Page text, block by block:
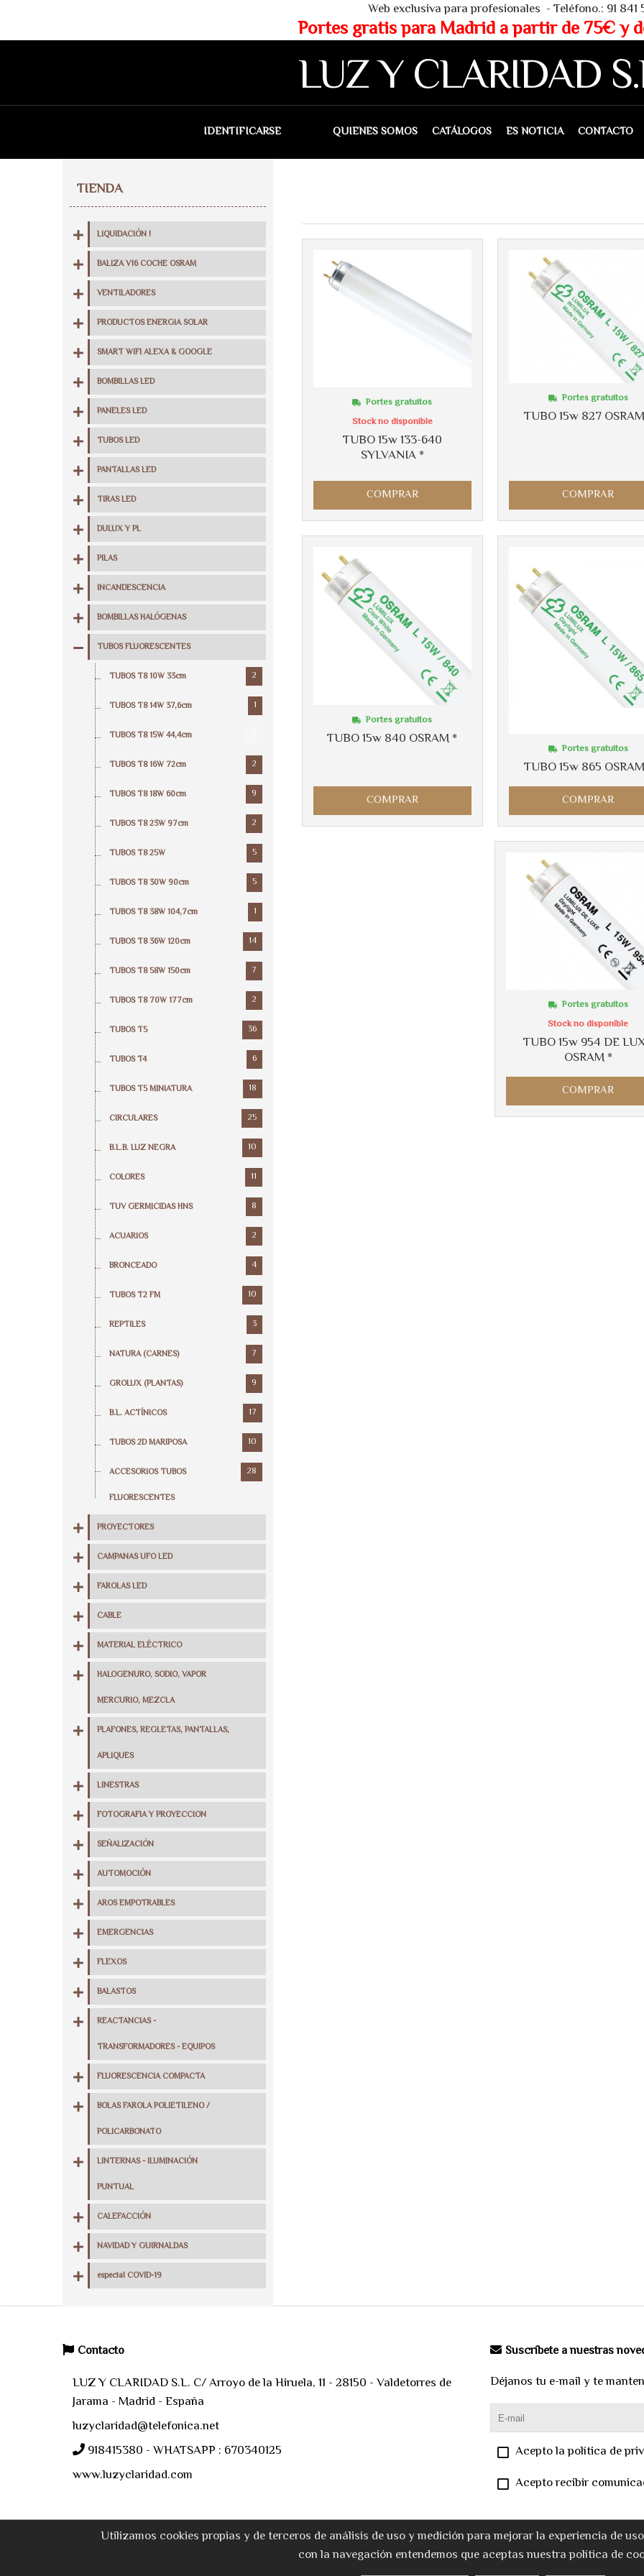
Web exclusiva para profesionales - Teléfono.: 91 841 53 80 -
Portes gratis para Madrid a partir de 75€ y de 150€
LUZ Y CLARIDAD
IDENTIFICARSE QUIENES SOMOS CATÁLOGOS ES NOTICIA CONTACTO
TIENDA
LIQUIDACIÓN !
BALIZA V16 COCHE OSRAM
VENTILADORES
PRODUCTOS ENERGIA SOLAR
SMART WIFI ALEXA & GOOGLE
BOMBILLAS LED
PANELES LED
TUBOS LED
PANTALLAS LED
TIRAS LED
DULUX Y PL
PILAS
INCANDESCENCIA
BOMBILLAS HALÓGENAS
TUBOS FLUORESCENTES
TUBOS T8 10W 33cm 2
TUBOS T8 14W 37,6cm 1
TUBOS T8 15W 44,4cm
TUBOS T8 16W 72cm 2
TUBOS T8 18W 60cm 9
TUBOS T8 23W 97cm 2
TUBOS T8 25W 5
TUBOS T8 30W 90cm 5
TUBOS T8 38W 104,7cm 1
TUBOS T8 36W 120cm 14
TUBOS T8 58W 150cm 7
TUBOS T8 70W 177cm 2
TUBOS T5 36
TUBOS T4 6
TUBOS T5 MINIATURA 18
CIRCULARES 25
B.L.B. LUZ NEGRA 10
COLORES 11
TUV GERMICIDAS HNS 8
ACUARIOS 2
BRONCEADO 4
TUBOS T2 FM 10
REPTILES 3
NATURA (CARNES) 7
GROLUX (PLANTAS) 9
B.L. ACTÍNICOS 17
TUBOS 2D MARIPOSA 10
ACCESORIOS TUBOS
FLUORESCENTES
28
PROYECTORES
CAMPANAS UFO LED
FAROLAS LED
CABLE
MATERIAL ELÉCTRICO
HALOGENURO, SODIO, VAPOR
MERCURIO, MEZCLA
PLAFONES, REGLETAS, PANTALLAS,
APLIQUES
LINESTRAS
FOTOGRAFIA Y PROYECCION
SEÑALIZACIÓN
AUTOMOCIÓN
AROS EMPOTRABLES
EMERGENCIAS
FLEXOS
BALASTOS
REACTANCIAS -
TRANSFORMADORES - EQUIPOS
FLUORESCENCIA COMPACTA
BOLAS FAROLA POLIETILENO /
POLICARBONATO
LINTERNAS - ILUMINACIÓN
PUNTUAL
CALEFACCIÓN
NAVIDAD Y GUIRNALDAS
especial COVID-19
TUBO 15w 133-640
SYLVANIA *
Portes gratuitos
Stock no disponible
COMPRAR
TUBO 15w 827
Portes gratuitos
COMPRAR
TUBO 15w 840 OSRAM *
Portes gratuitos
COMPRAR
TUBO 15w 865
Portes gratuitos
COMPRAR
TUBO 15w 954 DE
OSRAM *
Portes gratuitos
Stock no disponible
COMPRAR
Contacto
LUZ Y CLARIDAD S.L. C/ Arroyo de la Hiruela, 11 - 28150 - Valdetorres de
Jarama - Madrid - España
luzyclaridad@telefonica.net
918415380 - WHATSAPP : 670340125
www.luzyclaridad.com
Suscríbete a nuestras
Déjanos tu e-mail y te
Acepto la política de
Acepto recibir
Utilizamos cookies propias y de terceros de análisis de uso y medición para mejorar la experiencia de
con la navegación entendemos que aceptas nuestra política de